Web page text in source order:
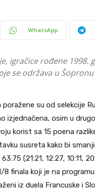
WhatsApp
igračice rođene
se održava u Šopronu
su od selekcije
izjednačena, osim u
korist sa 15 poena
susreta kako bi
(21:21, 12:27, 10:11,
8 finala koji je na
iz duela Francuske i